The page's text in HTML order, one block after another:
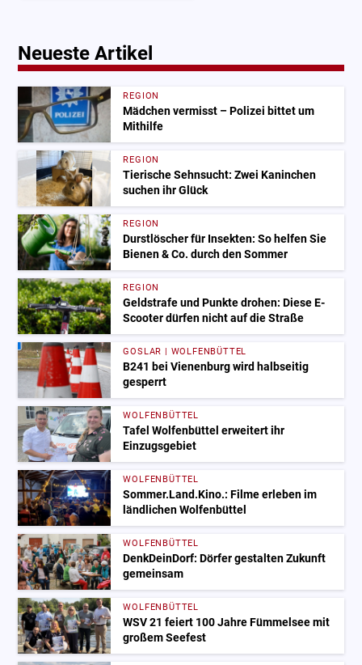
Neueste Artikel
REGION
Mädchen vermisst – Polizei bittet um
Mithilfe
REGION
Tierische Sehnsucht: Zwei Kaninchen
suchen ihr Glück
REGION
Durstlöscher für Insekten: So helfen Sie
Bienen & Co. durch den Sommer
REGION
Geldstrafe und Punkte drohen: Diese E-
Scooter dürfen nicht auf die Straße
GOSLAR | WOLFENBÜTTEL
B241 bei Vienenburg wird halbseitig
gesperrt
WOLFENBÜTTEL
Tafel Wolfenbüttel erweitert ihr
Einzugsgebiet
WOLFENBÜTTEL
Sommer.Land.Kino.: Filme erleben im
ländlichen Wolfenbüttel
WOLFENBÜTTEL
DenkDeinDorf: Dörfer gestalten Zukunft
gemeinsam
WOLFENBÜTTEL
WSV 21 feiert 100 Jahre Fümmelsee mit
großem Seefest